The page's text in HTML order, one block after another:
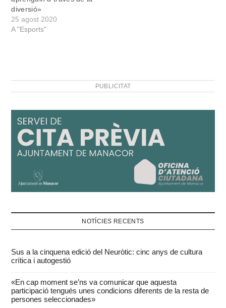
diversió»
25 agost 2020
A "Esports"
PUBLICITAT
NOTÍCIES RECENTS
Sus a la cinquena edició del Neuròtic: cinc anys de cultura
crítica i autogestió
«En cap moment se’ns va comunicar que aquesta
participació tengués unes condicions diferents de la resta de
persones seleccionades»